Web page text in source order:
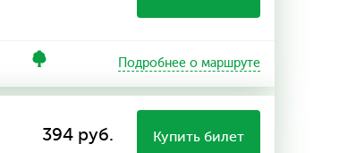
Подробнее о маршруте
394 руб. Купить билет